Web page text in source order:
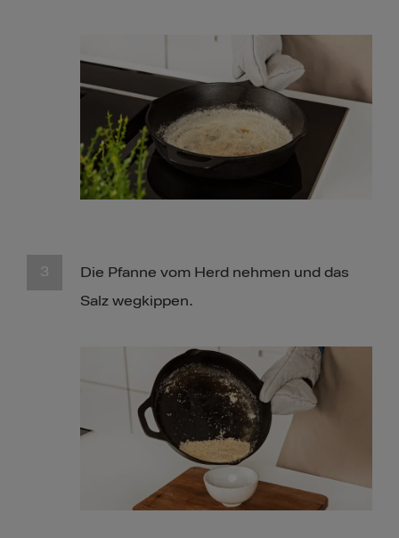
Die Pfanne vom Herd nehmen und das
Salz wegkippen.